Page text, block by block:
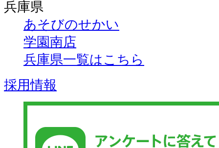
兵庫県
あそびのせかい
学園南店
兵庫県一覧はこちら
採用情報